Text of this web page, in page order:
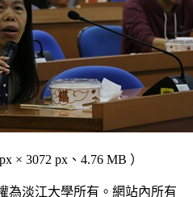
px × 3072 px、4.76 MB ）
為淡江大學所有。網站內所有